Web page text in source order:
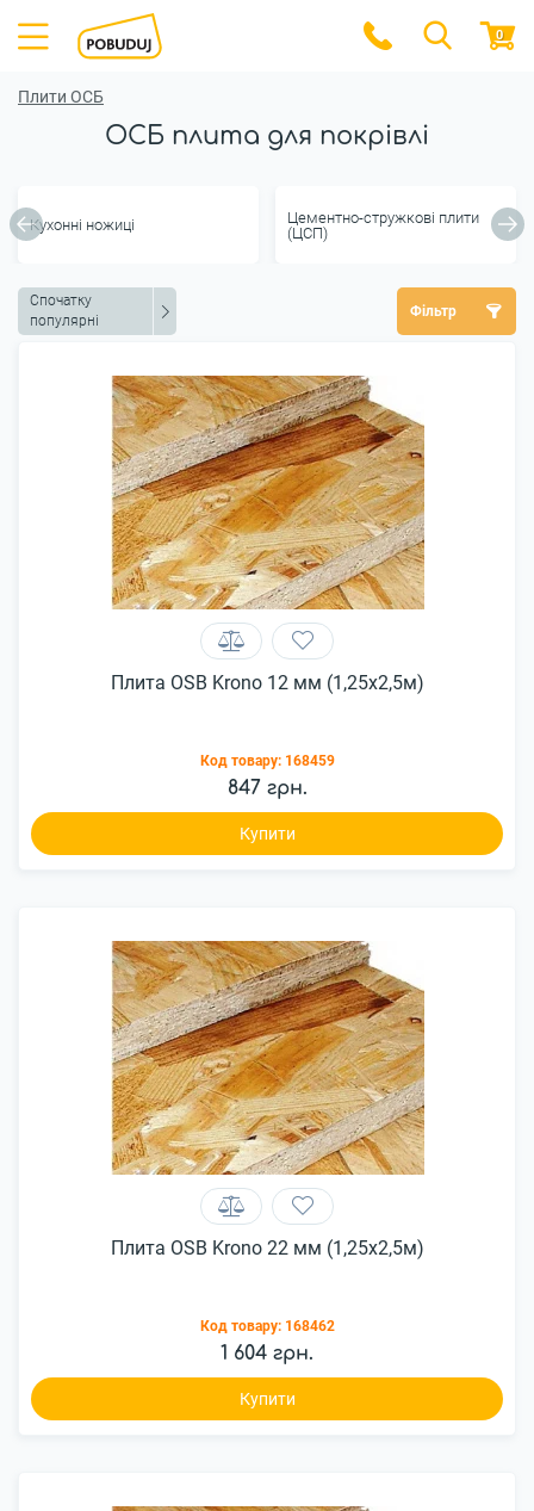
0
Плити ОСБ
ОСБ плита для покрівлі
Кухонні ножиці
Цементно-стружкові плити
(ЦСП)
Спочатку
популярні
Фільтр
Плита OSB Krono 12 мм (1,25х2,5м)
Код товару: 168459
847 грн.
Купити
Плита OSB Krono 22 мм (1,25х2,5м)
Код товару: 168462
1 604 грн.
Купити